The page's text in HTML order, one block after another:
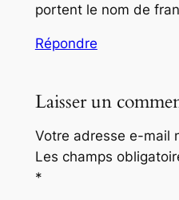
portent le nom de
Répondre
Laisser un
Votre adresse e-mail
Les champs
*